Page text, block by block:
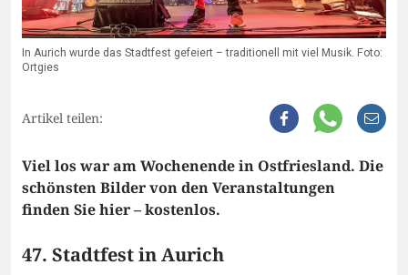
In Aurich wurde das Stadtfest gefeiert – traditionell mit viel Musik. Foto:
Ortgies
Artikel teilen:
Viel los war am Wochenende in Ostfriesland. Die
schönsten Bilder von den Veranstaltungen
finden Sie hier – kostenlos.
47. Stadtfest in Aurich